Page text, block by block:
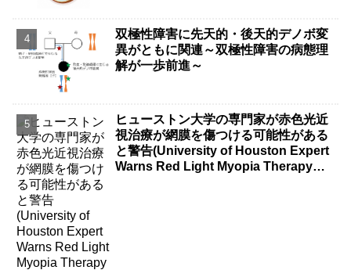
双極性障害に先天的・後天的デノボ変
異がともに関連～双極性障害の病態理
解が一歩前進～
ヒューストン大学の専門家が赤色光近
視治療が網膜を傷つける可能性がある
と警告(University of Houston Expert
Warns Red Light Myopia Therapy